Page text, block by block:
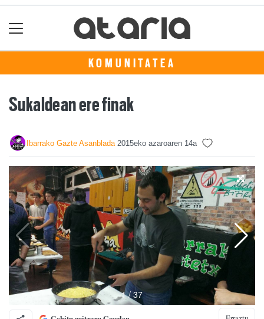
KOMUNITATEA
Sukaldean ere finak
Ibarrako Gazte Asanblada 2015eko azaroaren 14a